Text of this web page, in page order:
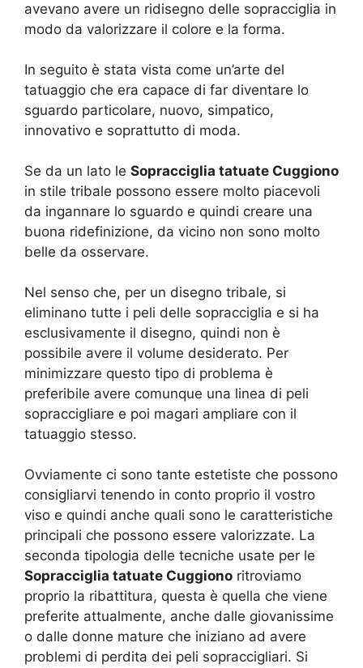
avevano avere un ridisegno delle sopracciglia in
modo da valorizzare il colore e la forma.
In seguito è stata vista come un’arte del
tatuaggio che era capace di far diventare lo
sguardo particolare, nuovo, simpatico,
innovativo e soprattutto di moda.
Se da un lato le Sopracciglia tatuate Cuggiono
in stile tribale possono essere molto piacevoli
da ingannare lo sguardo e quindi creare una
buona ridefinizione, da vicino non sono molto
belle da osservare.
Nel senso che, per un disegno tribale, si
eliminano tutte i peli delle sopracciglia e si ha
esclusivamente il disegno, quindi non è
possibile avere il volume desiderato. Per
minimizzare questo tipo di problema è
preferibile avere comunque una linea di peli
sopraccigliare e poi magari ampliare con il
tatuaggio stesso.
Ovviamente ci sono tante estetiste che possono
consigliarvi tenendo in conto proprio il vostro
viso e quindi anche quali sono le caratteristiche
principali che possono essere valorizzate. La
seconda tipologia delle tecniche usate per le
Sopracciglia tatuate Cuggiono ritroviamo
proprio la ribattitura, questa è quella che viene
preferite attualmente, anche dalle giovanissime
o dalle donne mature che iniziano ad avere
problemi di perdita dei peli sopraccigliari. Si